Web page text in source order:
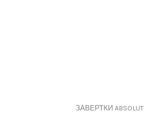
ЗАВЕРТКИ ABSOLUT